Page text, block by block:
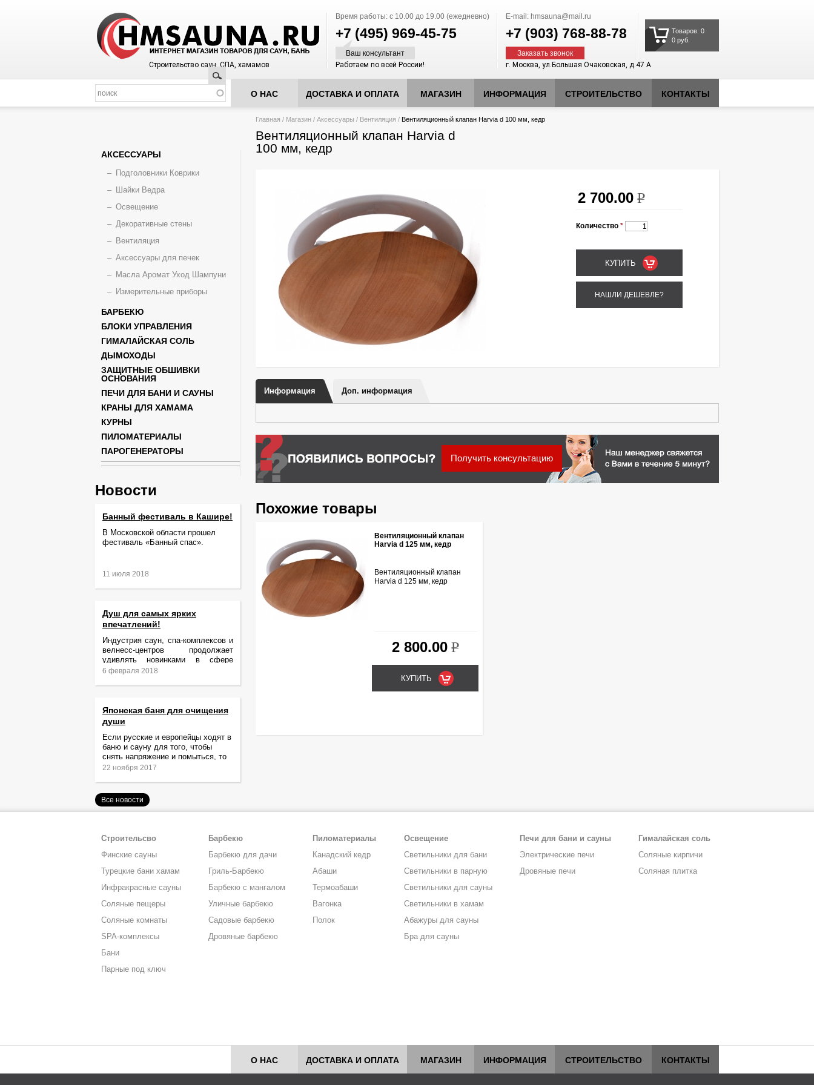
Время работы: с 10.00 до 19.00 (ежедневно)
+7 (495) 969-45-75
Ваш консультант
E-mail: hmsauna@mail.ru
+7 (903) 768-88-78
Заказать звонок
Товаров: 0
0 руб.
Строительство саун, СПА, хамамов Работаем по всей России! г. Москва, ул.Большая Очаковская, д.47 А
Поиск
О НАС ДОСТАВКА И ОПЛАТА МАГАЗИН ИНФОРМАЦИЯ СТРОИТЕЛЬСТВО КОНТАКТЫ
Вы здесь
Главная / Магазин / Аксессуары / Вентиляция / Вентиляционный клапан Harvia d 100 мм, кедр
Вентиляционный клапан Harvia d
100 мм, кедр
2 700.00 k
Количество *
НАШЛИ ДЕШЕВЛЕ?
Информация Доп. информация
Получить консультацию
Похожие товары
Вентиляционный клапан
Harvia d 125 мм, кедр
Вентиляционный клапан
Harvia d 125 мм, кедр
2 800.00 k
АКСЕССУАРЫ
Подголовники Коврики
Шайки Ведра
Освещение
Декоративные стены
Вентиляция
Аксессуары для печек
Масла Аромат Уход Шампуни
Измерительные приборы
БАРБЕКЮ
БЛОКИ УПРАВЛЕНИЯ
ГИМАЛАЙСКАЯ СОЛЬ
ДЫМОХОДЫ
ЗАЩИТНЫЕ ОБШИВКИ
ОСНОВАНИЯ
ПЕЧИ ДЛЯ БАНИ И САУНЫ
КРАНЫ ДЛЯ ХАМАМА
КУРНЫ
ПИЛОМАТЕРИАЛЫ
ПАРОГЕНЕРАТОРЫ
Новости
Банный фестиваль в Кашире!
В Московской области прошел
фестиваль «Банный спас».
11 июля 2018
Душ для самых ярких
впечатлений!
Индустрия саун, спа-комплексов и
велнесс-центров продолжает
удивлять новинками в сфере
релаксации и ухода за телом.
6 февраля 2018
Японская баня для очищения
души
Если русские и европейцы ходят в
баню и сауну для того, чтобы
снять напряжение и помыться, то
жители Японии идут туда за
22 ноября 2017
Все новости
Строительсво
Финские сауны
Турецкие бани хамам
Инфракрасные сауны
Соляные пещеры
Соляные комнаты
SPA-комплексы
Бани
Парные под ключ
Барбекю
Барбекю для дачи
Гриль-Барбекю
Барбекю с мангалом
Уличные барбекю
Садовые барбекю
Дровяные барбекю
Пиломатериалы
Канадский кедр
Абаши
Термоабаши
Вагонка
Полок
Освещение
Светильники для бани
Светильники в парную
Светильники для сауны
Светильники в хамам
Абажуры для сауны
Бра для сауны
Печи для бани и сауны
Электрические печи
Дровяные печи
Гималайская соль
Соляные кирпичи
Соляная плитка
О НАС ДОСТАВКА И ОПЛАТА МАГАЗИН ИНФОРМАЦИЯ СТРОИТЕЛЬСТВО КОНТАКТЫ